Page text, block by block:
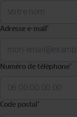
Adresse e-mail*
Numéro de téléphone*
Code postal*